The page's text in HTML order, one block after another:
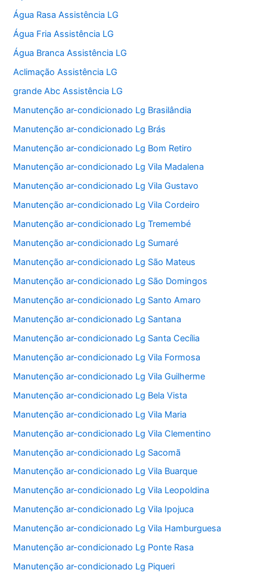
Água Rasa Assistência LG
Água Fria Assistência LG
Água Branca Assistência LG
Aclimação Assistência LG
grande Abc Assistência LG
Manutenção ar-condicionado Lg Brasilândia
Manutenção ar-condicionado Lg Brás
Manutenção ar-condicionado Lg Bom Retiro
Manutenção ar-condicionado Lg Vila Madalena
Manutenção ar-condicionado Lg Vila Gustavo
Manutenção ar-condicionado Lg Vila Cordeiro
Manutenção ar-condicionado Lg Tremembé
Manutenção ar-condicionado Lg Sumaré
Manutenção ar-condicionado Lg São Mateus
Manutenção ar-condicionado Lg São Domingos
Manutenção ar-condicionado Lg Santo Amaro
Manutenção ar-condicionado Lg Santana
Manutenção ar-condicionado Lg Santa Cecília
Manutenção ar-condicionado Lg Vila Formosa
Manutenção ar-condicionado Lg Vila Guilherme
Manutenção ar-condicionado Lg Bela Vista
Manutenção ar-condicionado Lg Vila Maria
Manutenção ar-condicionado Lg Vila Clementino
Manutenção ar-condicionado Lg Sacomã
Manutenção ar-condicionado Lg Vila Buarque
Manutenção ar-condicionado Lg Vila Leopoldina
Manutenção ar-condicionado Lg Vila Ipojuca
Manutenção ar-condicionado Lg Vila Hamburguesa
Manutenção ar-condicionado Lg Ponte Rasa
Manutenção ar-condicionado Lg Piqueri